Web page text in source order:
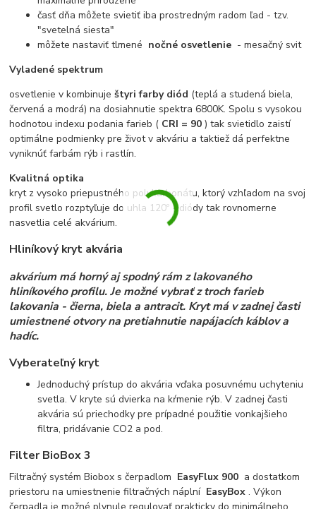
časť dňa môžete svietiť iba prostredným radom ľad - tzv.
"svetelná siesta"
môžete nastaviť tlmené nočné osvetlenie - mesačný svit
Vyladené spektrum
osvetlenie v kombinuještyri farby diód (teplá a studená biela,
červená a modrá) na dosiahnutie spektra 6800K. Spolu s vysokou
hodnotou indexu podania farieb ( CRI = 90 ) tak svietidlo zaistí
optimálne podmienky pre život v akváriu a taktiež dá perfektne
vyniknúť farbám rýb i rastlín.
Kvalitná optika
kryt z vysoko priepustného polykarbonátu, ktorý vzhľadom na svoj
profil svetlo rozptyľuje do uhla 120º - diódy tak rovnomerne
nasvetlia celé akvárium.
Hliníkový kryt akvária
akvárium má horný aj spodný rám z lakovaného
hliníkového profilu. Je možné vybrať z troch farieb
lakovania - čierna, biela a antracit. Kryt má v zadnej časti
umiestnené otvory na pretiahnutie napájacích káblov a
hadíc.
Vyberateľný kryt
Jednoduchý prístup do akvária vďaka posuvnému uchyteniu
svetla. V kryte sú dvierka na kŕmenie rýb. V zadnej časti
akvária sú priechodky pre prípadné použitie vonkajšieho
filtra, pridávanie CO2 a pod.
Filter BioBox 3
Filtračný systém Biobox s čerpadlom EasyFlux 900 a dostatkom
priestoru na umiestnenie filtračných náplní EasyBox . Výkon